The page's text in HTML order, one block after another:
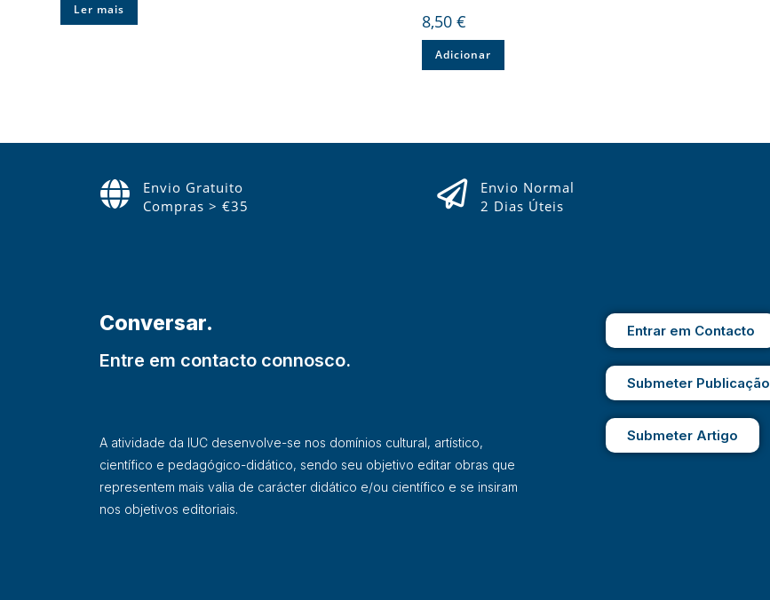
Ler mais
8,50 €
Adicionar
Envio Gratuito
Compras > €35
Envio Normal
2 Dias Úteis
Conversar.
Entre em contacto connosco.
A atividade da IUC desenvolve-se nos domínios cultural, artístico,
científico e pedagógico-didático, sendo seu objetivo editar obras que
representem mais valia de carácter didático e/ou científico e se insiram
nos objetivos editoriais.
Entrar em Contacto
Submeter Publicação
Submeter Artigo